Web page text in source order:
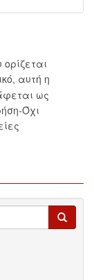
αυτή η
ως
Όχι